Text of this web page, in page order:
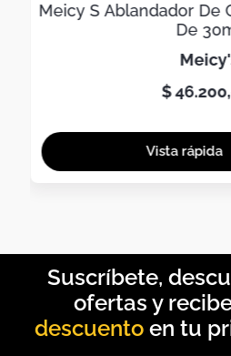
Meicy S Ablandador De
De
$46.200,
descuento